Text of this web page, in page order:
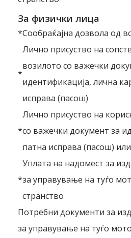
За физички лица
*Сообраќајна дозвола од
*
Лично присуство на
возилото со важечки
идентификација, лична
исправа (пасош)
*
Лично присуство на
со важечки документ за
патна исправа (пасош)
*
Уплата на надомест за
за управување на туѓо
странство
Потребни документи за
за управување на туѓо